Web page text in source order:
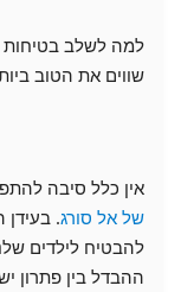
למה לשלב בטיחות
שווים את הטוב
אין כלל סיבה
של אל סורג. בעידן
להבטיח לילדים
ההבדל בין פתרון